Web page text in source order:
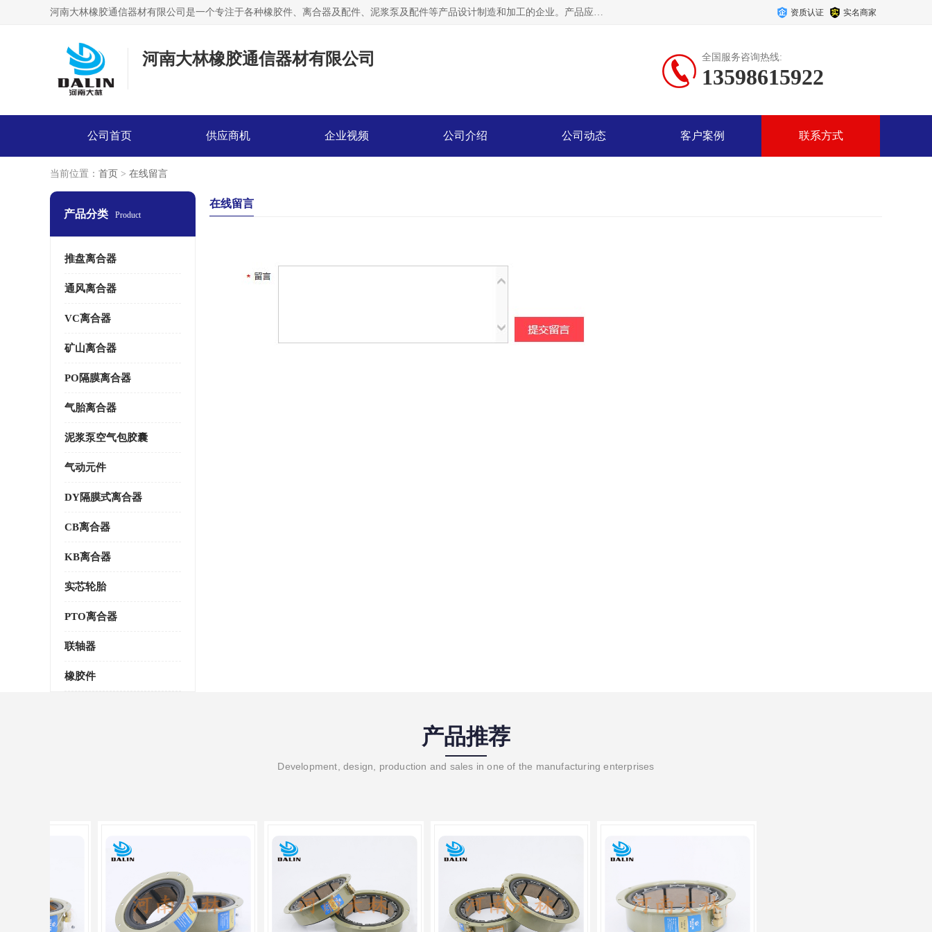
河南大林橡胶通信器材有限公司是一个专注于各种橡胶件、离合器及配件、泥浆泵及配件等产品设计制造和加工的企业。产品应用于矿山、冶金、石油、钢铁、化工、水泥、船舶、造纸、通用机械等各种大功率机械传动或制动装置。 资质认证 实名商家
河南大林橡胶通信器材有限公司 全国服务咨询热线:
13598615922
公司首页 供应商机 企业视频 公司介绍 公司动态 客户案例 联系方式
当前位置： 首页 > 在线留言
产品分类 Product
推盘离合器
通风离合器
VC离合器
矿山离合器
PO隔膜离合器
气胎离合器
泥浆泵空气包胶囊
气动元件
DY隔膜式离合器
CB离合器
KB离合器
实芯轮胎
PTO离合器
联轴器
橡胶件
在线留言
产品推荐
Development, design, production and sales in one of the manufacturing enterprises